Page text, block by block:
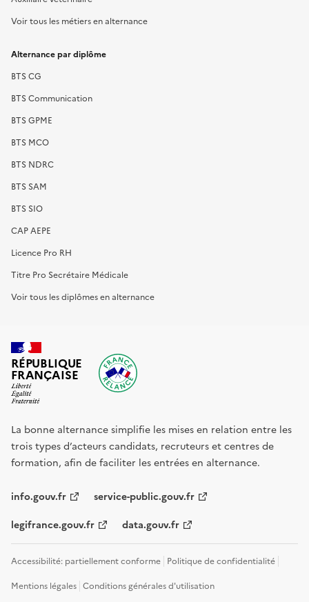
Voir tous les métiers en alternance
Alternance par diplôme
BTS CG
BTS Communication
BTS GPME
BTS MCO
BTS NDRC
BTS SAM
BTS SIO
CAP AEPE
Licence Pro RH
Titre Pro Secrétaire Médicale
Voir tous les diplômes en alternance
RÉPUBLIQUE
FRANÇAISE
La bonne alternance simplifie les mises en relation entre les
trois types d’acteurs candidats, recruteurs et centres de
formation, afin de faciliter les entrées en alternance.
info.gouv.fr service-public.gouv.fr
legifrance.gouv.fr data.gouv.fr
Accessibilité: partiellement conforme Politique de confidentialité
Mentions légales Conditions générales d'utilisation